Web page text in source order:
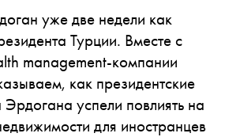
уже две недели как
Турции. Вместе с
management-компании
как президентские
успели повлиять на
для иностранцев